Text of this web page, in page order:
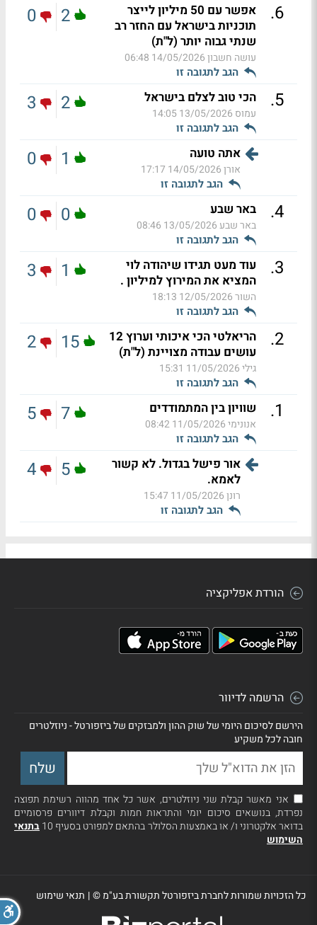
6
.
אפשר עם 50 מיליון לייצר
תוכניות בישראל עם החזר רב
שנתי גבוה יותר (ל"ת)
עושה חשבון14/05/2026 06:48
הגב לתגובה זו
2
0
5
. הכי טוב לצלם בישראל
עמוס 13/05/2026 14:05
הגב לתגובה זו
2
3
אתה טועה
אורן14/05/2026 17:17
הגב לתגובה זו
1
0
4
. באר שבע
באר שבע13/05/2026 08:46
הגב לתגובה זו
0
0
3
.
עוד מעט תגידו שיהודה לוי
המציא את המירוץ למיליון .
השור12/05/2026 18:13
הגב לתגובה זו
1
3
2
.
הריאלטי הכי איכותי וערוץ 12
עושים עבודה מצויינת (ל"ת)
גילי11/05/2026 15:31
הגב לתגובה זו
15
2
1
. שוויון בין המתמודדים
אנונימי11/05/2026 08:42
הגב לתגובה זו
7
5
אור פישל בגדול. לא קשור
לאמא.
רונן11/05/2026 15:47
הגב לתגובה זו
5
4
הורדת אפליקציה
הרשמה לדיוור
הירשם לסיכום היומי של שוק ההון ולמבזקים של ביזפורטל - ניוזלטרים
חובה לכל משקיע
אני מאשר קבלת שני ניוזלטרים, אשר כל אחד מהווה רשימת תפוצה
נפרדת, בנושאים סיכום יומי והתראות חמות וקבלת דיוורים פרסומיים
בדואר אלקטרוני ו/ או באמצעות הסלולר בהתאם למפורט בסעיף 10
בתנאי
השימוש
כל הזכויות שמורות לחברת ביזפורטל תקשורת בע"מ ©| תנאי שימוש